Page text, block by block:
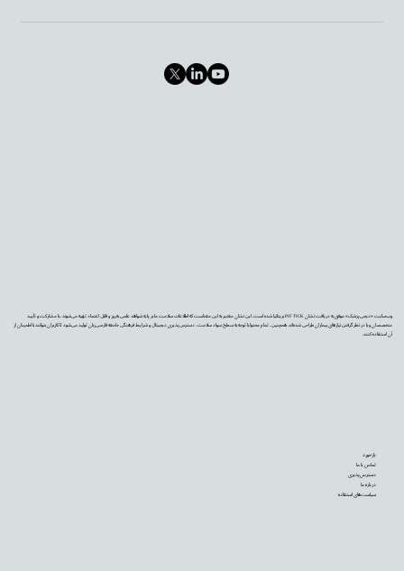
وب‌سایت «دیجی‌پزشک» موفق به دریافت نشان PIF TICK بریتانیا شده است. این نشان معتبر به این معناست که اطلاعات سلامت ما بر پایه شواهد علمی به‌روز و قابل اعتماد تهیه می‌شوند، با مشارکت و تأیید
متخصصان و با در نظر گرفتن نیازهای بیماران طراحی شده‌اند. همچنین، تمام محتوا با توجه به سطح سواد سلامت، دسترس‌پذیری دیجیتال و شرایط فرهنگی جامعه فارسی‌زبان تولید می‌شود تا کاربران بتوانند با اطمینان از
آن استفاده کنند.
بازخورد
تماس با ما
دسترس‌پذیری
درباره ما
سیاست‌های استفاده